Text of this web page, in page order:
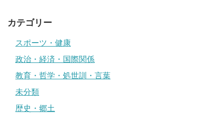
カテゴリー
スポーツ・健康
政治・経済・国際関係
教育・哲学・処世訓・言葉
未分類
歴史・郷土